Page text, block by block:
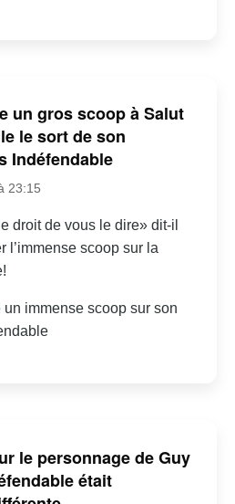
un gros scoop à Salut
le sort de son
Indéfendable
23:15
droit de vous le dire» dit-il
l’immense scoop sur la
immense scoop sur son
le personnage de Guy
était